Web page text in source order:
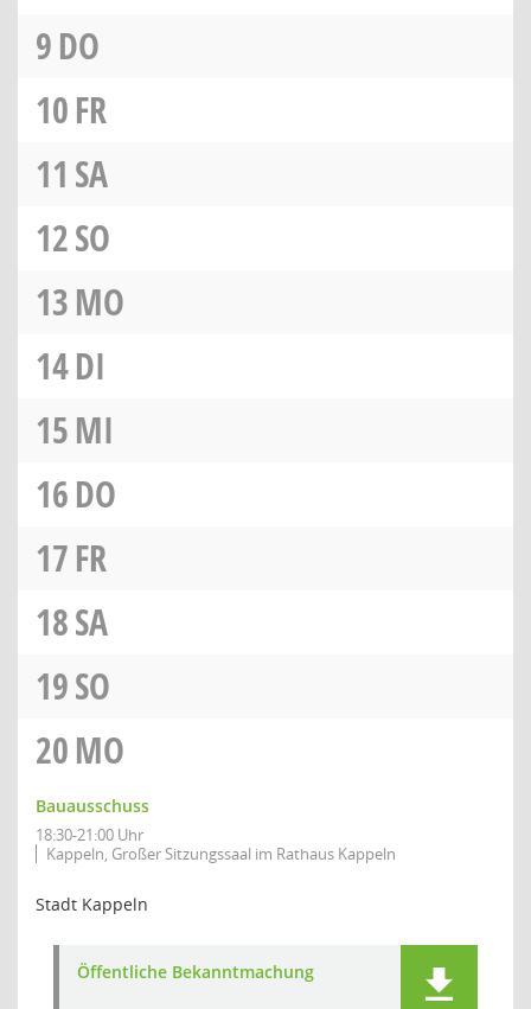
9DO
10FR
11 SA
12SO
13MO
14DI
15MI
16DO
17FR
18SA
19SO
20MO
Bauausschuss
18:30-21:00 Uhr
Kappeln, Großer Sitzungssaal im Rathaus Kappeln
Stadt Kappeln
Öffentliche Bekanntmachung